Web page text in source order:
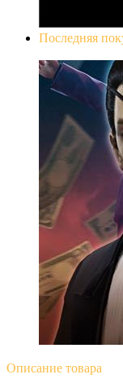
Последняя
Описание товара